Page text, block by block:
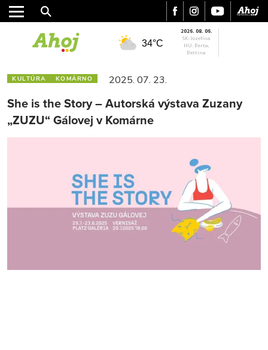
34°C
2026. 08. 06.
SK: Jozefína
HU: Berta,
Bettina
KULTÚRA KOMÁRNO 2025. 07. 23.
She is the Story – Autorská výstava Zuzany
„ZUZU“ Gálovej v Komárne